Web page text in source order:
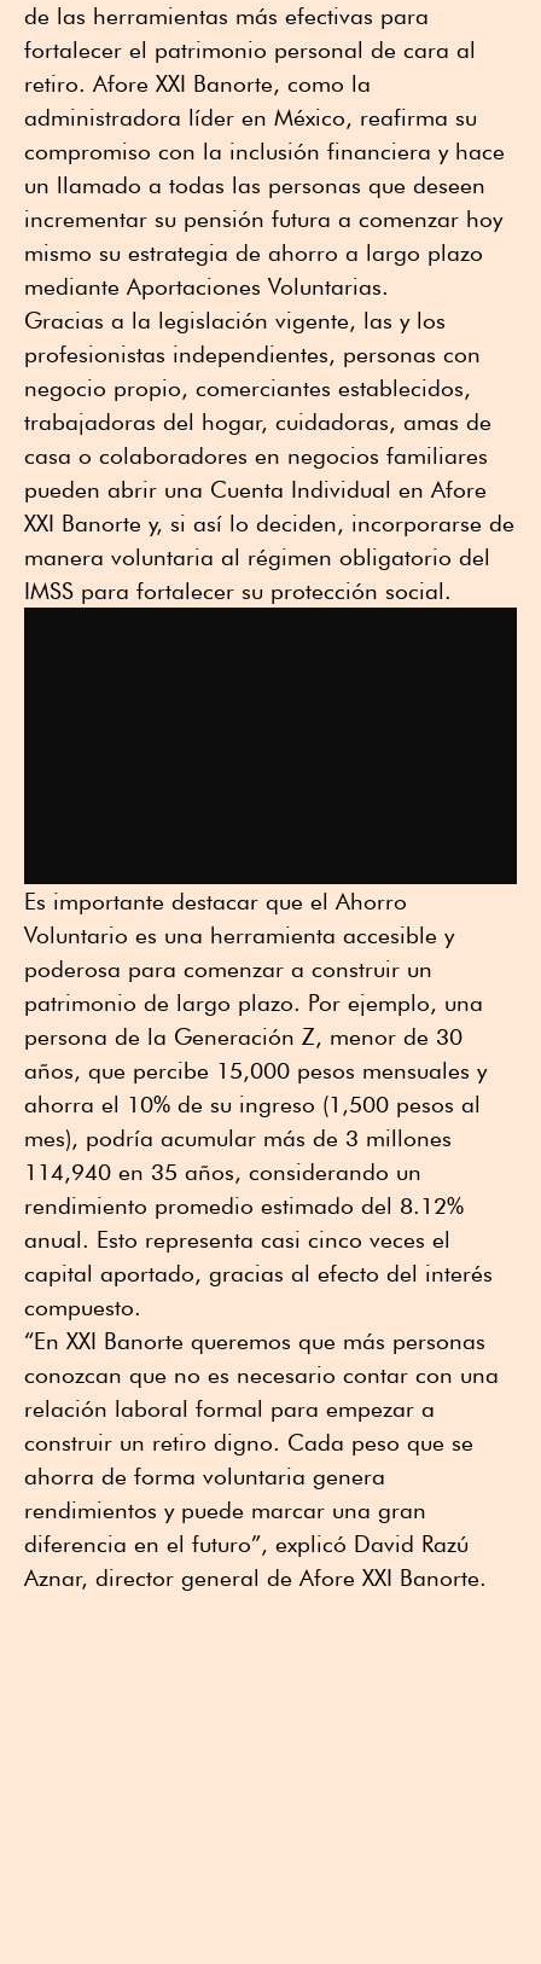
de las herramientas más efectivas para
fortalecer el patrimonio personal de cara al
retiro. Afore XXI Banorte, como la
administradora líder en México, reafirma su
compromiso con la inclusión financiera y hace
un llamado a todas las personas que deseen
incrementar su pensión futura a comenzar hoy
mismo su estrategia de ahorro a largo plazo
mediante Aportaciones Voluntarias.
Gracias a la legislación vigente, las y los
profesionistas independientes, personas con
negocio propio, comerciantes establecidos,
trabajadoras del hogar, cuidadoras, amas de
casa o colaboradores en negocios familiares
pueden abrir una Cuenta Individual en Afore
XXI Banorte y, si así lo deciden, incorporarse de
manera voluntaria al régimen obligatorio del
IMSS para fortalecer su protección social.
Es importante destacar que el Ahorro
Voluntario es una herramienta accesible y
poderosa para comenzar a construir un
patrimonio de largo plazo. Por ejemplo, una
persona de la Generación Z, menor de 30
años, que percibe 15,000 pesos mensuales y
ahorra el 10% de su ingreso (1,500 pesos al
mes), podría acumular más de 3 millones
114,940 en 35 años, considerando un
rendimiento promedio estimado del 8.12%
anual. Esto representa casi cinco veces el
capital aportado, gracias al efecto del interés
compuesto.
“En XXI Banorte queremos que más personas
conozcan que no es necesario contar con una
relación laboral formal para empezar a
construir un retiro digno. Cada peso que se
ahorra de forma voluntaria genera
rendimientos y puede marcar una gran
diferencia en el futuro”, explicó David Razú
Aznar, director general de Afore XXI Banorte.